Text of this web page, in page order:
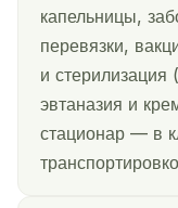
капельницы,
перевязки,
и стерилизация
эвтаназия и
стационар — в